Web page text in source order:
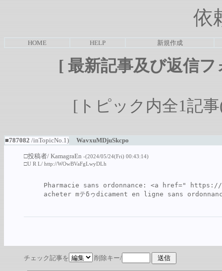
依
HOME HELP 新規作成
[最新記事及び返信
[トピック内全1記
■787082 /inTopicNo.1) WavxuMDjuSkcpo
□投稿者/ KamagraEn -(2024/05/24(Fri) 00:43:14)
□U R L/ http://WOwBVaFgLwyDLh
Pharmacie sans ordonnance: <a href="
https://
acheter mテδゥdicament en ligne sans
チェック記事を 削除キー/